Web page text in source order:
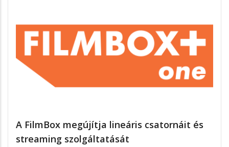
A FilmBox megújítja lineáris csatornáit és
streaming szolgáltatását